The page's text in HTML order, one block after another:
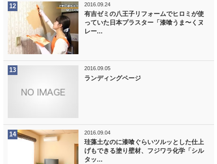
2016.09.24
有吉ゼミの八王子リフォームでヒロミが使
っていた日本プラスター「漆喰うま〜くヌ
レー...
2016.09.05
ランディングページ
2016.09.04
珪藻土なのに漆喰ぐらいツルッとした仕上
げもできる塗り壁材、フジワラ化学「シル
タッ...